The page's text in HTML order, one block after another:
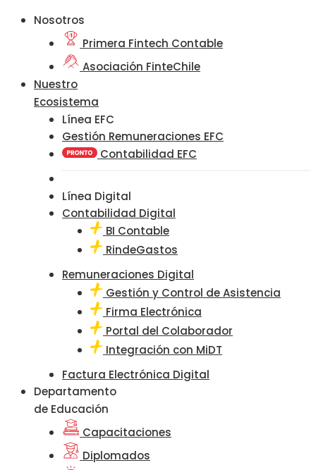
Nosotros
Primera Fintech Contable
Asociación FinteChile
Nuestro
Ecosistema
Línea EFC
Gestión Remuneraciones EFC
Contabilidad EFC
Línea Digital
Contabilidad Digital
BI Contable
RindeGastos
Remuneraciones Digital
Gestión y Control de Asistencia
Firma Electrónica
Portal del Colaborador
Integración con MiDT
Factura Electrónica Digital
Departamento
de Educación
Capacitaciones
Diplomados